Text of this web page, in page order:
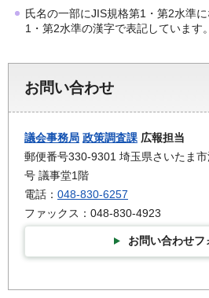
氏名の一部にJIS規格第1・第2水準
1・第2水準の漢字で表記しています
お問い合わせ
議会事務局 政策調査課 広報担当
郵便番号330-9301 埼玉県さいたま
号 議事堂1階
電話： 048-830-6257
ファックス：048-830-4923
お問い合わせフ